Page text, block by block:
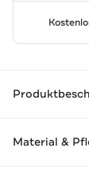
Material &